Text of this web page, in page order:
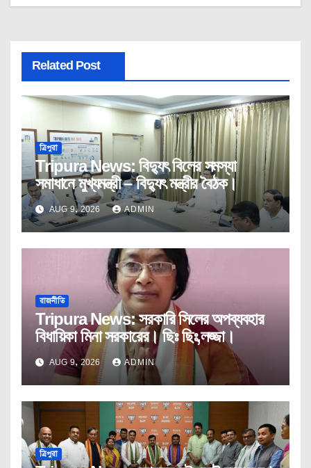
Related Post
ত্রিপুরা
Tripura News: বিদ্যুৎ বিলের সমস্যা
সমাধানে মুখ্যমন্ত্রী – বিদ্যুৎ মন্ত্রীর বৈঠক।
AUG 9, 2026 ADMIN
রাজনীতি
Tripura News: সরকারি সিলের অপব্যবহার
বিধায়িকা মিনা সরকারের। ছিঃ ছিঃ,লজ্জা।
AUG 9, 2026 ADMIN
ত্রিপুরা